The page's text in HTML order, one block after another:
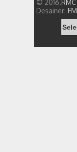
© 2016.RMC
Desainer: FM